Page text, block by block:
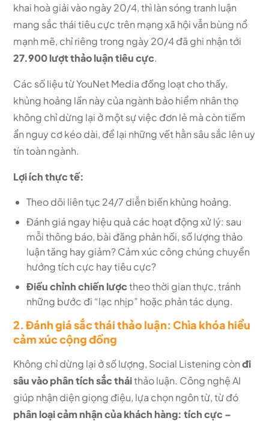
khai hoà giải vào ngày 20/4, thì làn sóng tranh luận
mang sắc thái tiêu cực trên mạng xã hội vẫn bùng nổ
mạnh mẽ, chỉ riêng trong ngày 20/4 đã ghi nhận tới
27.900 lượt thảo luận tiêu cực.
Các số liệu từ YouNet Media đồng loạt cho thấy,
khủng hoảng lần này của ngành bảo hiểm nhân thọ
không chỉ dừng lại ở một sự việc đơn lẻ mà còn tiềm
ẩn nguy cơ kéo dài, để lại những vết hằn sâu sắc lên uy
tín toàn ngành.
Lợi ích thực tế:
Theo dõi liên tục 24/7 diễn biến khủng hoảng.
Đánh giá ngay hiệu quả các hoạt động xử lý: sau
mỗi thông báo, bài đăng phản hồi, số lượng thảo
luận tăng hay giảm? Cảm xúc công chúng chuyển
hướng tích cực hay tiêu cực?
Điều chỉnh chiến lượctheo thời gian thực, tránh
những bước đi “lạc nhịp” hoặc phản tác dụng.
2. Đánh giá sắc thái thảo luận: Chìa khóa hiểu
cảm xúc cộng đồng
Không chỉ dừng lại ở số lượng, Social Listening cònđi
sâu vào phân tích sắc tháithảo luận. Công nghệ AI
giúp nhận diện giọng điệu, lựa chọn ngôn từ, từ đó
phân loại cảm nhận của khách hàng: tích cực –